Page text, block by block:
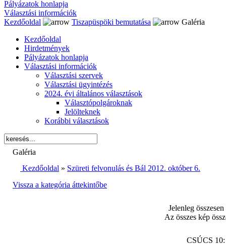
Pályázatok honlapja
Választási információk
Kezdőoldal
Tiszapüspöki bemutatása
Galéria
Kezdőoldal
Hirdetmények
Pályázatok honlapja
Választási információk
Választási szervek
Választási ügyintézés
2024. évi általános választások
Választópolgároknak
Jelölteknek
Korábbi választások
Galéria
Kezdőoldal » Szüreti felvonulás és Bál 2012. október 6.
Vissza a kategória áttekintőbe
Jelenleg
Az összes kép
CSÚCS